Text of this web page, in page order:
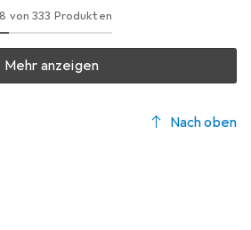
von 333 Produkten
Mehr anzeigen
Nach oben